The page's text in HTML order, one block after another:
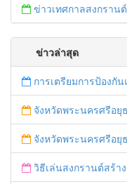
ข่าวเทศกาลสงกราน
ข่าวล่าสุด
การเตรียมการป้องกัน
จังหวัดพระนครศรีอยุธยา บูรณาการหน่วยงานที่เกี่ยวข้อง ลงพื้นที่จัดระเบียบและดำเนินมาตรการตามบท
จังหวัดพระนครศรีอยุธยา ปล่อยแถวตำรวจ ทหาร ฝ่ายปกครอง กว่า 100 นาย ตร
วิธีเล่นสงกรานต์สร้า